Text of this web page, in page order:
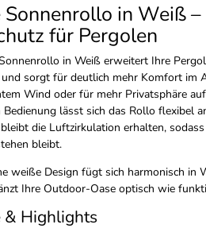
in Weiß
für Pergolen
in Weiß erweitert Ihre
sorgt für deutlich mehr Komfort im
Wind oder für mehr Privatsphäre
lässt sich das Rollo flexibel
die Luftzirkulation erhalten,
bleibt.
weiße Design fügt sich harmonisch in
Ihre Outdoor-Oase optisch wie
Highlights